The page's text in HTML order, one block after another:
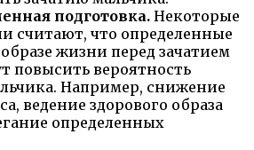
подготовка. Некоторые
считают, что определенные
жизни перед зачатием
повысить вероятность
Например, снижение
ведение здорового образа
определенных